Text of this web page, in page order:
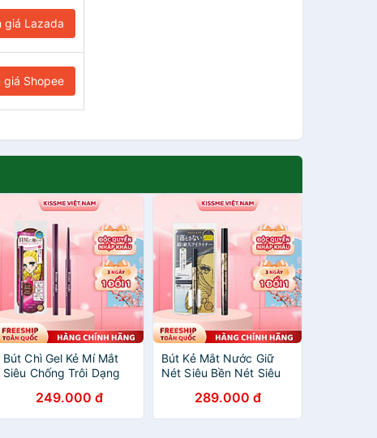
giá Lazada
giá Shopee
Bút Chì Gel Kẻ Mí Mắt
Siêu Chống Trôi Dạng
Make Long Stay Sharp
Gel Liner N 0.08 G (2
249.000 đ
Bút Kẻ Mắt Nước Giữ
Nét Siêu Bền Nét Siêu
Kissme Heroine Make
Eyeliner Rich Keep 0.4
289.000 đ